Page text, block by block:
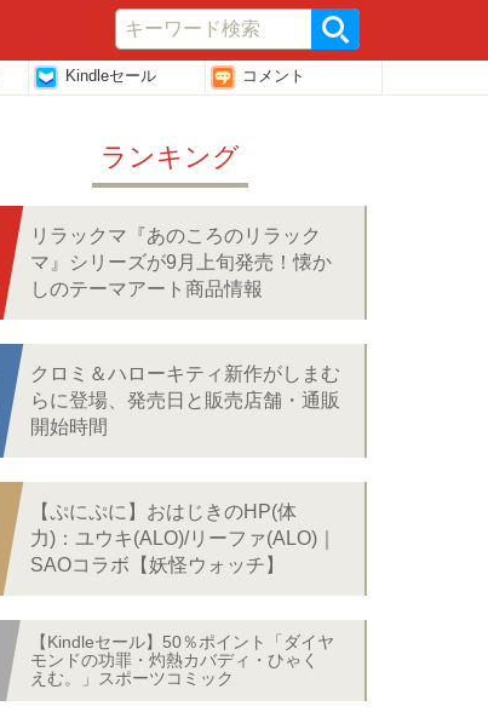
Kindleセール コメント
ランキング
リラックマ『あのころのリラック
マ』シリーズが9月上旬発売！懐か
しのテーマアート商品情報
クロミ＆ハローキティ新作がしまむ
らに登場、発売日と販売店舗・通販
開始時間
【ぷにぷに】おはじきのHP(体
力)：ユウキ(ALO)/リーファ(ALO)｜
SAOコラボ【妖怪ウォッチ】
【Kindleセール】50％ポイント「ダイヤ
モンドの功罪・灼熱カバディ・ひゃく
えむ。」スポーツコミック